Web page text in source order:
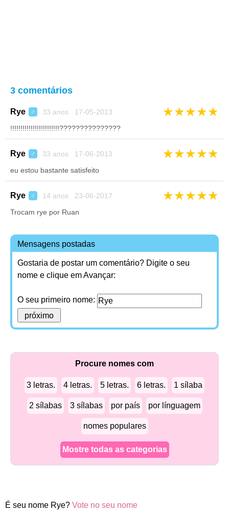
3 comentários
Rye ♂ 33 anos 17-05-2013 ★★★★★
!!!!!!!!!!!!!!!!!!!!!!!!???????????????
Rye ♂ 33 anos 17-06-2013 ★★★★★
eu estou bastante satisfeito
Rye ♂ 14 anos 23-06-2017 ★★★★★
Trocam rye por Ruan
Mensagens postadas
Gostaria de postar um comentário? Digite o seu
nome e clique em Avançar:
O seu primeiro nome:
Procure nomes com
3 letras. 4 letras. 5 letras. 6 letras. 1 sílaba
2 sílabas 3 sílabas por país por línguagem
nomes populares
Mostre todas as categorias
É seu nome Rye? Vote no seu nome